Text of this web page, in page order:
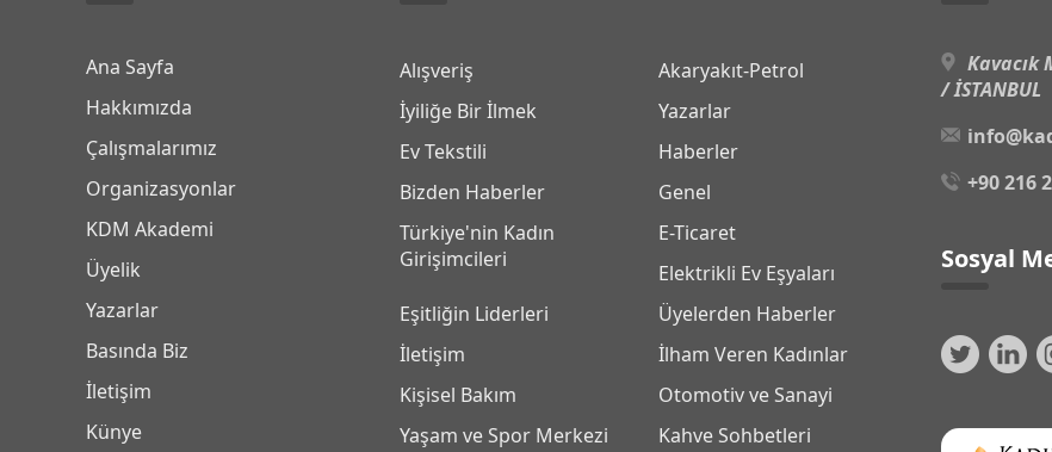
Ana Sayfa
Hakkımızda
Çalışmalarımız
Organizasyonlar
KDM Akademi
Üyelik
Yazarlar
Basında Biz
İletişim
Künye
Alışveriş
Akaryakıt-Petrol
İyiliğe Bir İlmek
Yazarlar
Ev Tekstili
Haberler
Bizden Haberler
Genel
Türkiye'nin Kadın
Girişimcileri
E-Ticaret
Elektrikli Ev Eşyaları
Eşitliğin Liderleri
Üyelerden Haberler
İletişim
İlham Veren Kadınlar
Kişisel Bakım
Otomotiv ve Sanayi
Yaşam ve Spor Merkezi
Kahve Sohbetleri
Kavacık
/ İSTANBUL
+90 216
Sosyal